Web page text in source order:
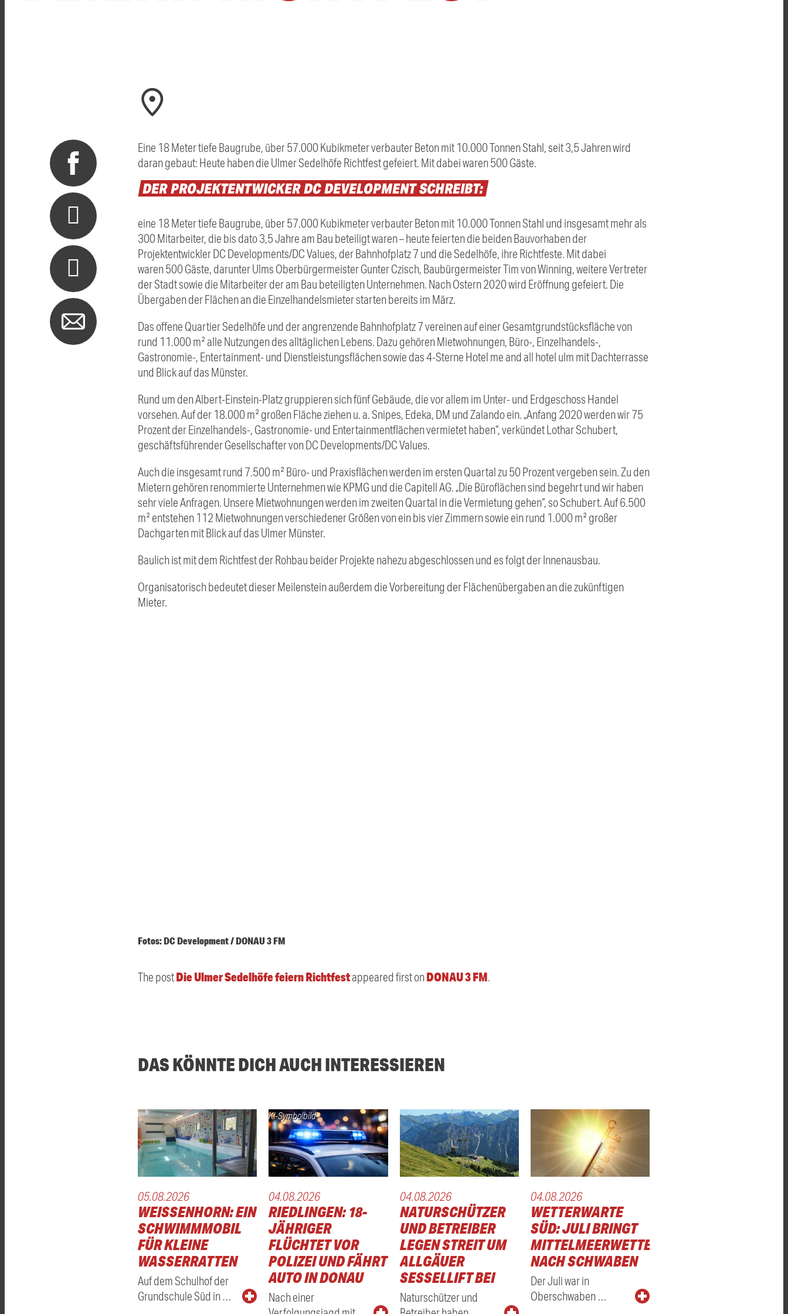
Eine 18 Meter tiefe Baugrube, über 57.000 Kubikmeter verbauter Beton mit 10.000 Tonnen Stahl, seit 3,5 Jahren wird
daran gebaut: Heute haben die Ulmer Sedelhöfe Richtfest gefeiert. Mit dabei waren 500 Gäste.
DERPROJEKTENTWICKERDCDEVELOPMENTSCHREIBT:
eine 18 Meter tiefe Baugrube, über 57.000 Kubikmeter verbauter Beton mit 10.000 Tonnen Stahl und insgesamt mehr als
300 Mitarbeiter, die bis dato 3,5 Jahre am Bau beteiligt waren – heute feierten die beiden Bauvorhaben der
Projektentwickler DC Developments/DC Values, der Bahnhofplatz 7 und die Sedelhöfe, ihre Richtfeste. Mit dabei
waren 500 Gäste, darunter Ulms Oberbürgermeister Gunter Czisch, Baubürgermeister Tim von Winning, weitere Vertreter
der Stadt sowie die Mitarbeiter der am Bau beteiligten Unternehmen. Nach Ostern 2020 wird Eröffnung gefeiert. Die
Übergaben der Flächen an die Einzelhandelsmieter starten bereits im März.
Das offene Quartier Sedelhöfe und der angrenzende Bahnhofplatz 7 vereinen auf einer Gesamtgrundstücksfläche von
rund 11.000 m² alle Nutzungen des alltäglichen Lebens. Dazu gehören Mietwohnungen, Büro-, Einzelhandels-,
Gastronomie-, Entertainment- und Dienstleistungsflächen sowie das 4-Sterne Hotel me and all hotel ulm mit Dachterrasse
und Blick auf das Münster.
Rund um den Albert-Einstein-Platz gruppieren sich fünf Gebäude, die vor allem im Unter- und Erdgeschoss Handel
vorsehen. Auf der 18.000 m² großen Fläche ziehen u. a. Snipes, Edeka, DM und Zalando ein. „Anfang 2020 werden wir 75
Prozent der Einzelhandels-, Gastronomie- und Entertainmentflächen vermietet haben“, verkündet Lothar Schubert,
geschäftsführender Gesellschafter von DC Developments/DC Values.
Auch die insgesamt rund 7.500 m² Büro- und Praxisflächen werden im ersten Quartal zu 50 Prozent vergeben sein. Zu den
Mietern gehören renommierte Unternehmen wie KPMG und die Capitell AG. „Die Büroflächen sind begehrt und wir haben
sehr viele Anfragen. Unsere Mietwohnungen werden im zweiten Quartal in die Vermietung gehen“, so Schubert. Auf 6.500
m² entstehen 112 Mietwohnungen verschiedener Größen von ein bis vier Zimmern sowie ein rund 1.000 m² großer
Dachgarten mit Blick auf das Ulmer Münster.
Baulich ist mit dem Richtfest der Rohbau beider Projekte nahezu abgeschlossen und es folgt der Innenausbau.
Organisatorisch bedeutet dieser Meilenstein außerdem die Vorbereitung der Flächenübergaben an die zukünftigen
Mieter.
Fotos: DC Development / DONAU 3 FM
The postDie Ulmer Sedelhöfe feiern Richtfestappeared first onDONAU 3 FM.
DAS KÖNNTE DICH AUCH INTERESSIEREN
05.08.2026
WEISSENHORN: EIN S
CHWIMMMOBIL F
ÜR KLEINE W
ASSERRATTEN
Auf dem Schulhof der
Grundschule Süd in …
KI-Symbolbild
04.08.2026
RIEDLINGEN: 18-
JÄHRIGER
FLÜCHTET VOR
POLIZEI UND FÄHRT
AUTO IN DONAU
Nach einer
04.08.2026
NATURSCHÜTZER
UND BETREIBER
LEGEN STREIT UM
ALLGÄUER
SESSELLIFT BEI
Naturschützer und
04.08.2026
WETTERWARTE
SÜD: JULI BRINGT
MITTELMEERWETTER
NACH SCHWABEN
Der Juli war in
Oberschwaben …